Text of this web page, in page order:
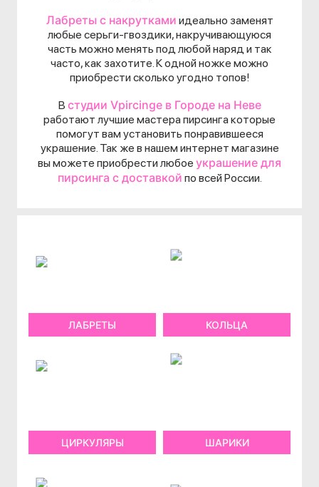
Лабреты с накрутками идеально заменят
любые серьги-гвоздики, накручивающуюся
часть можно менять под любой наряд и так
часто, как захотите. К одной ножке можно
приобрести сколько угодно топов!
В студии Vpircinge в Городе на Неве
работают лучшие мастера пирсинга которые
помогут вам установить понравившееся
украшение. Так же в нашем интернет магазине
вы можете приобрести любое украшение для
пирсинга с доставкой по всей России.
ЛАБРЕТЫ КОЛЬЦА
ЦИРКУЛЯРЫ ШАРИКИ